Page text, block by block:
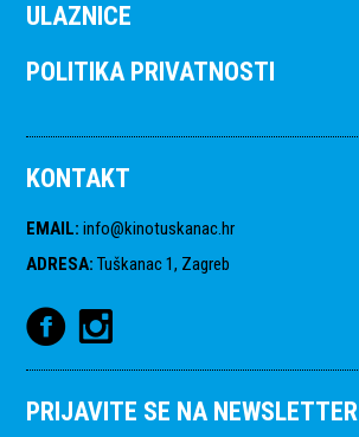
ULAZNICE
POLITIKA PRIVATNOSTI
KONTAKT
EMAIL: info@kinotuskanac.hr
ADRESA: Tuškanac 1, Zagreb
PRIJAVITE SE NA NEWSLETTER